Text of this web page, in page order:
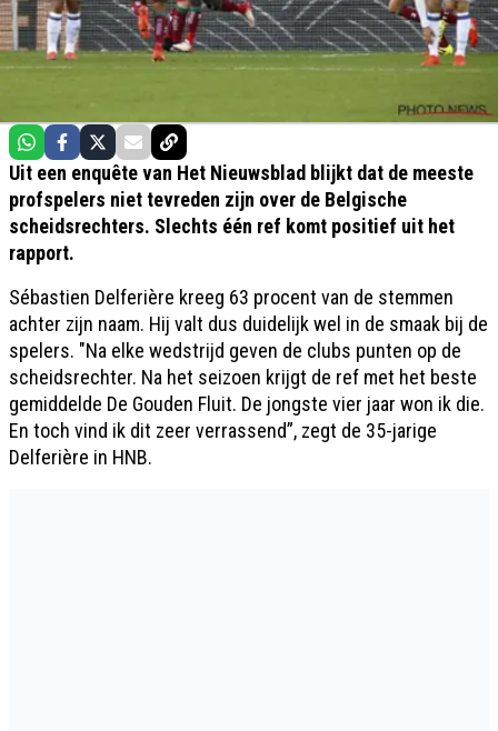
Uit een enquête van Het Nieuwsblad blijkt dat de meeste
profspelers niet tevreden zijn over de Belgische
scheidsrechters. Slechts één ref komt positief uit het
rapport.
Sébastien Delferière kreeg 63 procent van de stemmen
achter zijn naam. Hij valt dus duidelijk wel in de smaak bij de
spelers. "Na elke wedstrijd geven de clubs punten op de
scheidsrechter. Na het seizoen krijgt de ref met het beste
gemiddelde De Gouden Fluit. De jongste vier jaar won ik die.
En toch vind ik dit zeer verrassend”, zegt de 35-jarige
Delferière in HNB.